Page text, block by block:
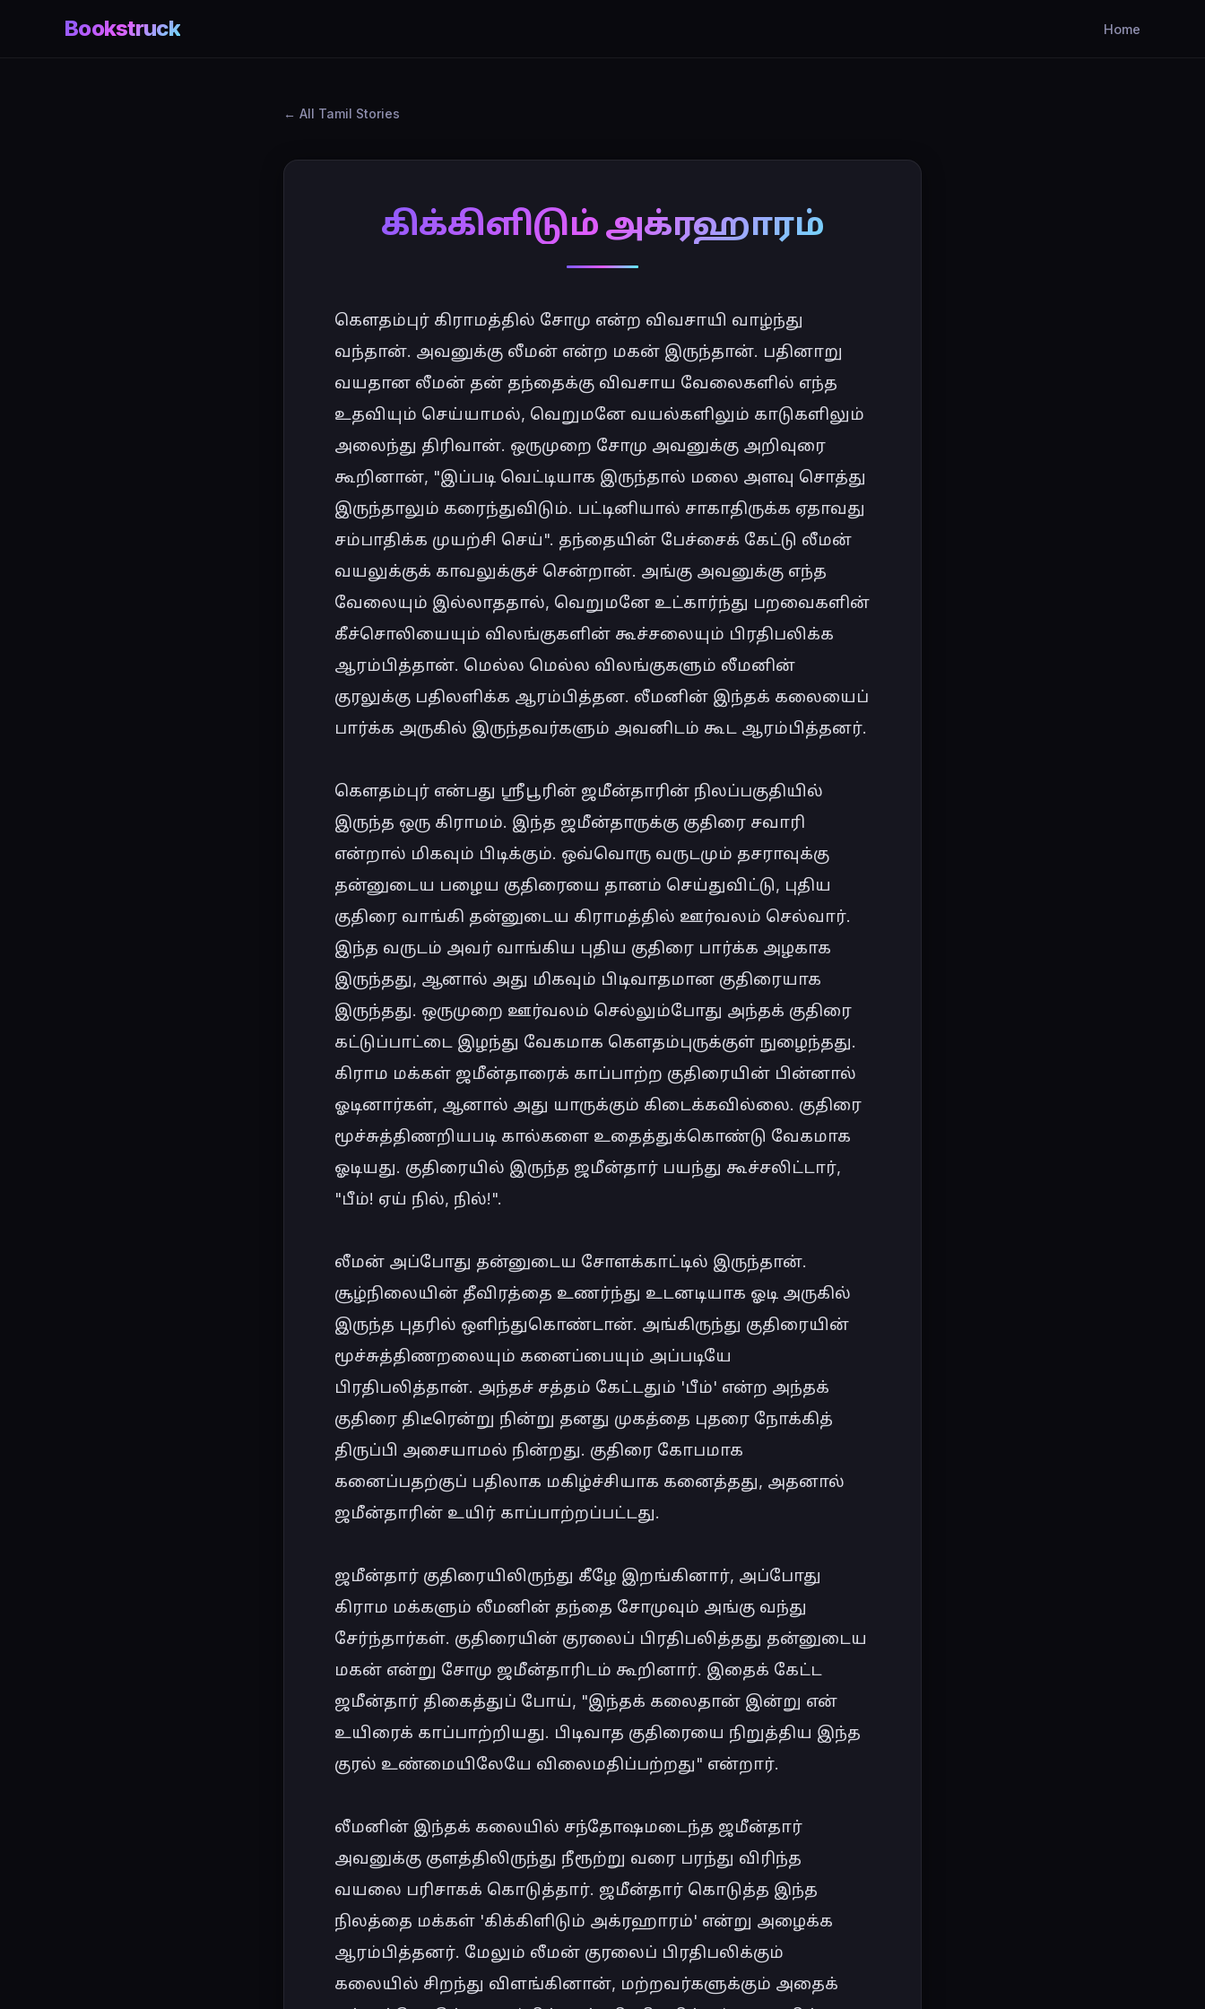
Bookstruck Home
All Tamil Stories
கிக்கிளிடும் அக்ரஹாரம்
கௌதம்புர் கிராமத்தில் சோமு என்ற விவசாயி வாழ்ந்து
வந்தான். அவனுக்கு லீமன் என்ற மகன் இருந்தான். பதினாறு
வயதான லீமன் தன் தந்தைக்கு விவசாய வேலைகளில் எந்த
உதவியும் செய்யாமல், வெறுமனே வயல்களிலும் காடுகளிலும்
அலைந்து திரிவான். ஒருமுறை சோமு அவனுக்கு அறிவுரை
கூறினான், "இப்படி வெட்டியாக இருந்தால் மலை அளவு சொத்து
இருந்தாலும் கரைந்துவிடும். பட்டினியால் சாகாதிருக்க ஏதாவது
சம்பாதிக்க முயற்சி செய்". தந்தையின் பேச்சைக் கேட்டு லீமன்
வயலுக்குக் காவலுக்குச் சென்றான். அங்கு அவனுக்கு எந்த
வேலையும் இல்லாததால், வெறுமனே உட்கார்ந்து பறவைகளின்
கீச்சொலியையும் விலங்குகளின் கூச்சலையும் பிரதிபலிக்க
ஆரம்பித்தான். மெல்ல மெல்ல விலங்குகளும் லீமனின்
குரலுக்கு பதிலளிக்க ஆரம்பித்தன. லீமனின் இந்தக் கலையைப்
பார்க்க அருகில் இருந்தவர்களும் அவனிடம் கூட ஆரம்பித்தனர்.
கௌதம்புர் என்பது ஸ்ரீபூரின் ஜமீன்தாரின் நிலப்பகுதியில்
இருந்த ஒரு கிராமம். இந்த ஜமீன்தாருக்கு குதிரை சவாரி
என்றால் மிகவும் பிடிக்கும். ஒவ்வொரு வருடமும் தசராவுக்கு
தன்னுடைய பழைய குதிரையை தானம் செய்துவிட்டு, புதிய
குதிரை வாங்கி தன்னுடைய கிராமத்தில் ஊர்வலம் செல்வார்.
இந்த வருடம் அவர் வாங்கிய புதிய குதிரை பார்க்க அழகாக
இருந்தது, ஆனால் அது மிகவும் பிடிவாதமான குதிரையாக
இருந்தது. ஒருமுறை ஊர்வலம் செல்லும்போது அந்தக் குதிரை
கட்டுப்பாட்டை இழந்து வேகமாக கௌதம்புருக்குள் நுழைந்தது.
கிராம மக்கள் ஜமீன்தாரைக் காப்பாற்ற குதிரையின் பின்னால்
ஓடினார்கள், ஆனால் அது யாருக்கும் கிடைக்கவில்லை. குதிரை
மூச்சுத்திணறியபடி கால்களை உதைத்துக்கொண்டு வேகமாக
ஓடியது. குதிரையில் இருந்த ஜமீன்தார் பயந்து கூச்சலிட்டார்,
"பீம்! ஏய் நில், நில்!".
லீமன் அப்போது தன்னுடைய சோளக்காட்டில் இருந்தான்.
சூழ்நிலையின் தீவிரத்தை உணர்ந்து உடனடியாக ஓடி அருகில்
இருந்த புதரில் ஒளிந்துகொண்டான். அங்கிருந்து குதிரையின்
மூச்சுத்திணறலையும் கனைப்பையும் அப்படியே
பிரதிபலித்தான். அந்தச் சத்தம் கேட்டதும் 'பீம்' என்ற அந்தக்
குதிரை திடீரென்று நின்று தனது முகத்தை புதரை நோக்கித்
திருப்பி அசையாமல் நின்றது. குதிரை கோபமாக
கனைப்பதற்குப் பதிலாக மகிழ்ச்சியாக கனைத்தது, அதனால்
ஜமீன்தாரின் உயிர் காப்பாற்றப்பட்டது.
ஜமீன்தார் குதிரையிலிருந்து கீழே இறங்கினார், அப்போது
கிராம மக்களும் லீமனின் தந்தை சோமுவும் அங்கு வந்து
சேர்ந்தார்கள். குதிரையின் குரலைப் பிரதிபலித்தது தன்னுடைய
மகன் என்று சோமு ஜமீன்தாரிடம் கூறினார். இதைக் கேட்ட
ஜமீன்தார் திகைத்துப் போய், "இந்தக் கலைதான் இன்று என்
உயிரைக் காப்பாற்றியது. பிடிவாத குதிரையை நிறுத்திய இந்த
குரல் உண்மையிலேயே விலைமதிப்பற்றது" என்றார்.
லீமனின் இந்தக் கலையில் சந்தோஷமடைந்த ஜமீன்தார்
அவனுக்கு குளத்திலிருந்து நீரூற்று வரை பரந்து விரிந்த
வயலை பரிசாகக் கொடுத்தார். ஜமீன்தார் கொடுத்த இந்த
நிலத்தை மக்கள் 'கிக்கிளிடும் அக்ரஹாரம்' என்று அழைக்க
ஆரம்பித்தனர். மேலும் லீமன் குரலைப் பிரதிபலிக்கும்
கலையில் சிறந்து விளங்கினான், மற்றவர்களுக்கும் அதைக்